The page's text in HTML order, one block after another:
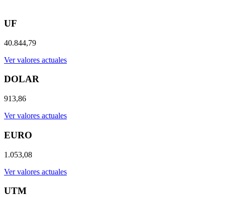
UF
40.844,79
Ver valores actuales
DOLAR
913,86
Ver valores actuales
EURO
1.053,08
Ver valores actuales
UTM